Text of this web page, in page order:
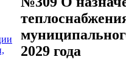
2029 года